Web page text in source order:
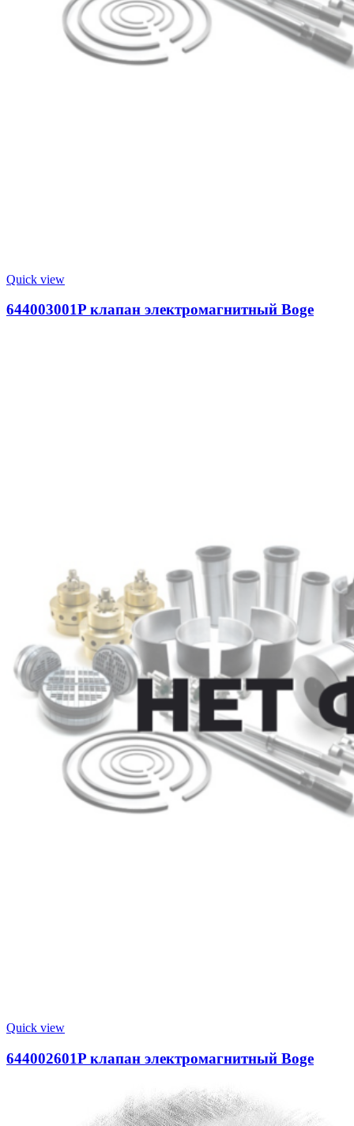
Quick view
644003001P клапан электромагнитный Boge
Quick view
644002601P клапан электромагнитный Boge